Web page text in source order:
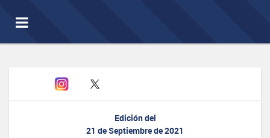
Toggle
navigation
Edición del
21 de Septiembre de 2021